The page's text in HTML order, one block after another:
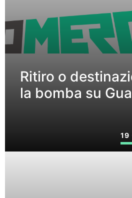
Ritiro o
la bomba su
19